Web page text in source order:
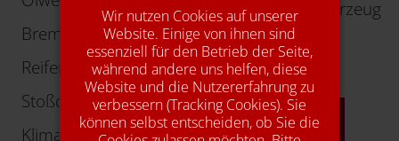
Bremsen
Reifen
Stoßdämpfer
Klimaservice
Kundenersatzfahrzeug
Autogas
Young-/Oldtimer
mehr Info
Wir nutzen Cookies auf unserer
Website. Einige von ihnen sind
essenziell für den Betrieb der Seite,
während andere uns helfen, diese
Website und die Nutzererfahrung zu
verbessern (Tracking Cookies). Sie
können selbst entscheiden, ob Sie die